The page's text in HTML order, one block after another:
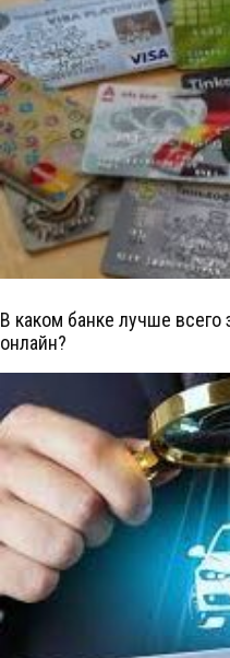
В каком банке лучше всего
онлайн?